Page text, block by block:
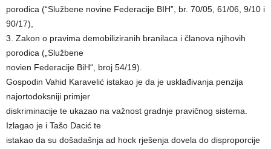
porodica (“Službene novine Federacije BIH”, br. 70/05, 61/06, 9/10 i
90/17),
3. Zakon o pravima demobiliziranih branilaca i članova njihovih
porodica („Službene
novien Federacije BiH“, broj 54/19).
Gospodin Vahid Karavelić istakao je da je usklađivanja penzija
najortodoksniji primjer
diskriminacije te ukazao na važnost gradnje pravičnog sistema.
Izlagao je i Tašo Dacić te
istakao da su došadašnja ad hock rješenja dovela do disproporcije